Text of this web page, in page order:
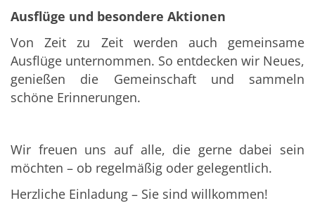
Ausflüge und besondere Aktionen
Von Zeit zu Zeit werden auch gemeinsame
Ausflüge unternommen. So entdecken wir Neues,
genießen die Gemeinschaft und sammeln
schöne Erinnerungen.
Wir freuen uns auf alle, die gerne dabei sein
möchten – ob regelmäßig oder gelegentlich.
Herzliche Einladung – Sie sind willkommen!